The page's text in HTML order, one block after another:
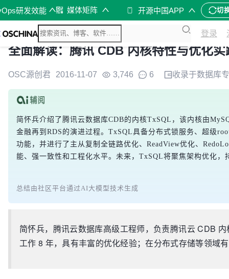
研发效能 媒体矩阵 开源中国APP 切
登录
全面解读：腾讯 CDB 内核特性与优化实
OSC源创君 2016-11-07 3,746 6 收录于数据库
简怀兵介绍了腾讯云数据库CDB的内核TxSQL，该内核由
金融再到RDS的演进过程。TxSQL具备分布式锁服务、超级
功能，并进行了主从复制全链路优化、ReadView优化、
能、强一致性和工程化水平。未来，TxSQL将聚焦架构优化，
总结由社区平台通过AI大模型技术生成
简怀兵，腾讯云数据库高级工程师，负责腾讯云 CDB
工作 8 年，具有丰富的优化经验；在分布式存储等领域